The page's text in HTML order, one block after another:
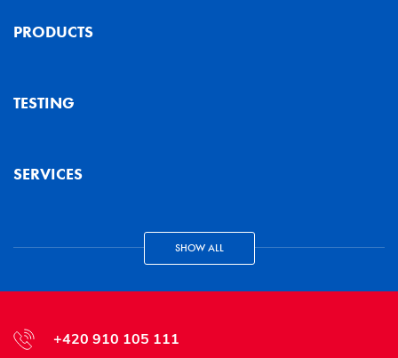
PRODUCTS
TESTING
SERVICES
SHOW ALL
+420 910 105 111